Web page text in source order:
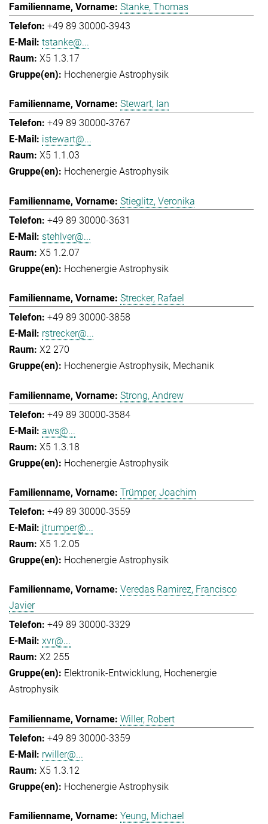
Stanke, Thomas
+49 89 30000-3943
tstanke@...
X5 1.3.17
Hochenergie Astrophysik
Stewart, Ian
+49 89 30000-3767
istewart@...
X5 1.1.03
Hochenergie Astrophysik
Stieglitz, Veronika
+49 89 30000-3631
stehlver@...
X5 1.2.07
Hochenergie Astrophysik
Strecker, Rafael
+49 89 30000-3858
rstrecker@...
X2 270
Hochenergie Astrophysik Mechanik
Strong, Andrew
+49 89 30000-3584
aws@...
X5 1.3.18
Hochenergie Astrophysik
Trümper, Joachim
+49 89 30000-3559
jtrumper@...
X5 1.2.05
Hochenergie Astrophysik
Veredas Ramirez, Francisco
Javier
+49 89 30000-3329
xvr@...
X2 255
Elektronik-Entwicklung Hochenergie
Astrophysik
Willer, Robert
+49 89 30000-3359
rwiller@...
X5 1.3.12
Hochenergie Astrophysik
Yeung, Michael